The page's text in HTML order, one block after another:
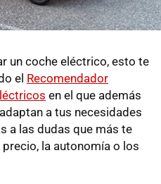
un coche eléctrico, esto te
el Recomendador
en el que además
a tus necesidades
a las dudas que más te
la autonomía o los